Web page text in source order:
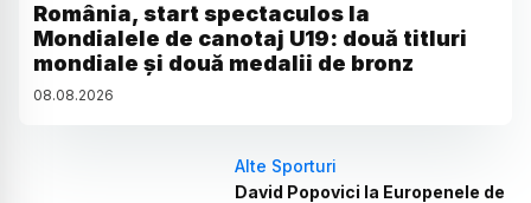
România, start spectaculos la
Mondialele de canotaj U19: două titluri
mondiale și două medalii de bronz
08.08.2026
Alte Sporturi
David Popovici la Europenele de